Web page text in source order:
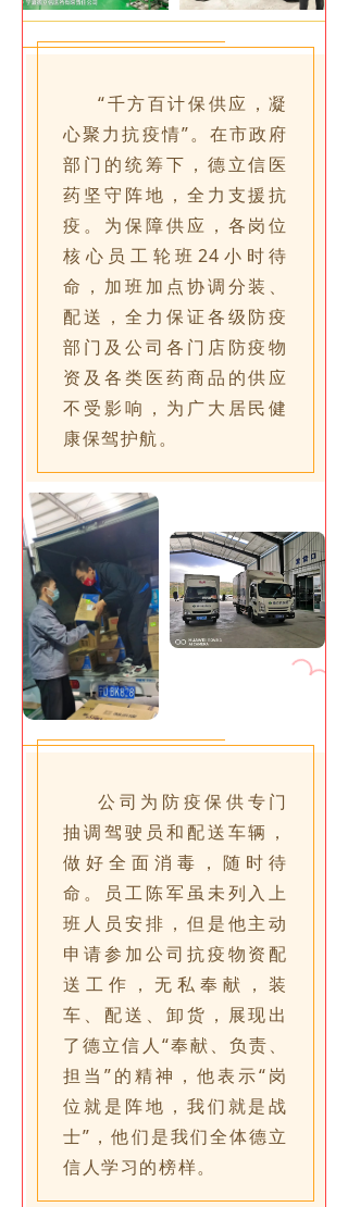
“千方百计保供应，凝
心聚力抗疫情”。在市政府
部门的统筹下，德立信医
药坚守阵地，全力支援抗
疫。为保障供应，各岗位
核心员工轮班24小时待
命，加班加点协调分装、
配送，全力保证各级防疫
部门及公司各门店防疫物
资及各类医药商品的供应
不受影响，为广大居民健
康保驾护航。
公司为防疫保供专门
抽调驾驶员和配送车辆，
做好全面消毒，随时待
命。员工陈军虽未列入上
班人员安排，但是他主动
申请参加公司抗疫物资配
送工作，无私奉献，装
车、配送、卸货，展现出
了德立信人“奉献、负责、
担当”的精神，他表示“岗
位就是阵地，我们就是战
士”，他们是我们全体德立
信人学习的榜样。